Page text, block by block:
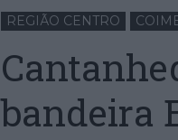
REGIÃO CENTRO
bandeira